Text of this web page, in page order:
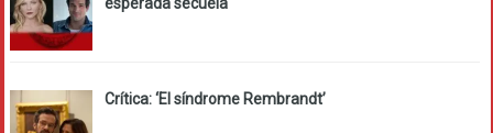
esperada secuela
Crítica: ‘El síndrome Rembrandt’